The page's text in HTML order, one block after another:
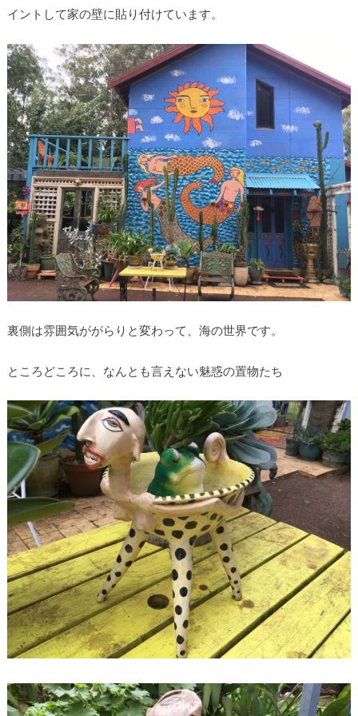
イントして家の壁に貼り付けています。
裏側は雰囲気ががらりと変わって、海の世界です。
ところどころに、なんとも言えない魅惑の置物たち